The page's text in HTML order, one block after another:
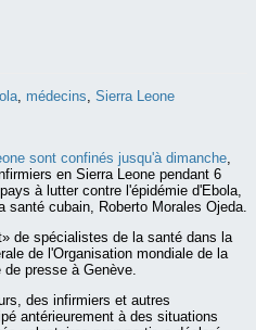
, médecins, Sierra Leone
sont confinés jusqu'à dimanche,
en Sierra Leone pendant 6
à lutter contre l'épidémie d'Ebola,
santé cubain, Roberto Morales Ojeda.
de spécialistes de la santé dans la
de l'Organisation mondiale de la
presse à Genève.
des infirmiers et autres
antérieurement à des situations